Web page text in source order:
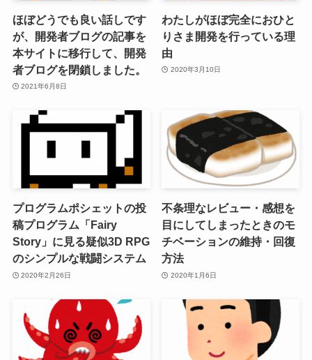
ほぼどうでも良い話しです
が、開発者ブログの記事を
本サイトに移行して、開発
者ブログを閉鎖しました。
2021年6月8日
わたしがほぼ完全におひと
りさま開発を行っている理
由
2020年3月10日
プログラムポシェットの投
稿プログラム「Fairy
Story」に見る疑似3D RPG
のシンプルな戦闘システム
2020年2月26日
不条理なレビュー・感想を
目にしてしまったときのモ
チベーションの維持・回復
方法
2020年1月6日